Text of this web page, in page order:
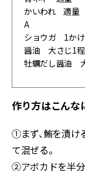
かいわれ 適量
A
ショウガ 1かけ
醤油 大さじ1
牡蠣だし醤油
作り方はこんな
①まず、鮪を漬け
て混ぜる。
②アボカドを半分